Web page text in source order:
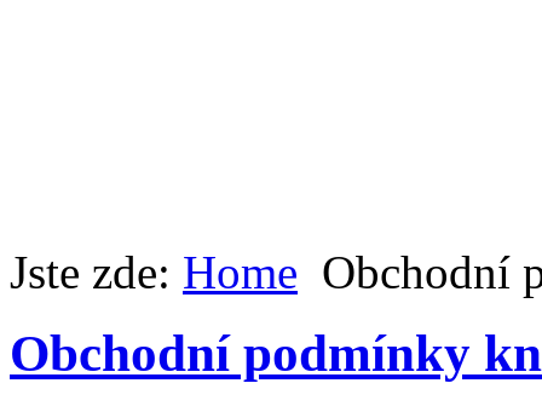
Jste zde: Home Obchodní
Obchodní podmínky